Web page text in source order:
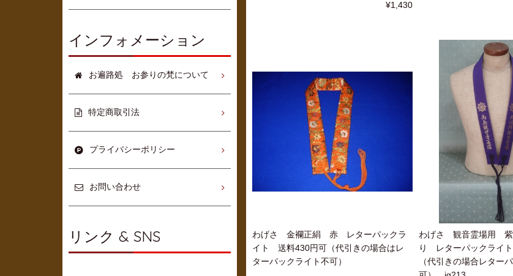
¥1,430
わげさ 金襴正絹 赤 レターパックラ
イト 送料430円可（代引きの場合はレ
ターパックライト不可）
わげさ 観音霊場用 紫
り レターパックライ
（代引きの場合レター
インフォメーション
お遍路処 お参りの梵について
特定商取引法
プライバシーポリシー
お問い合わせ
リンク & SNS